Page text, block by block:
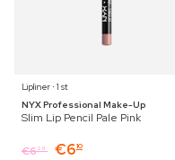
Lipliner ⋅ 1 st
NYX Professional Make-Up
Slim Lip Pencil Pale Pink
€629 €610